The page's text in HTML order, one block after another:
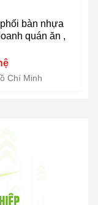
bàn nhựa
quán ăn ,
Chí Minh